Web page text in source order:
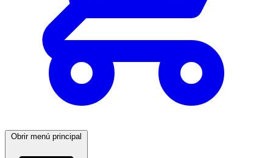
Obrir menú principal